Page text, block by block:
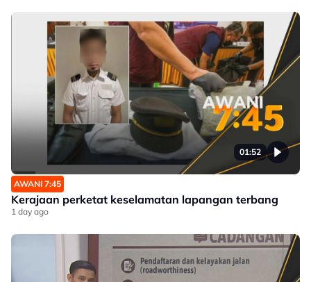
01:52
AWANI 7:45
Kerajaan perketat keselamatan lapangan terbang
1 day ago